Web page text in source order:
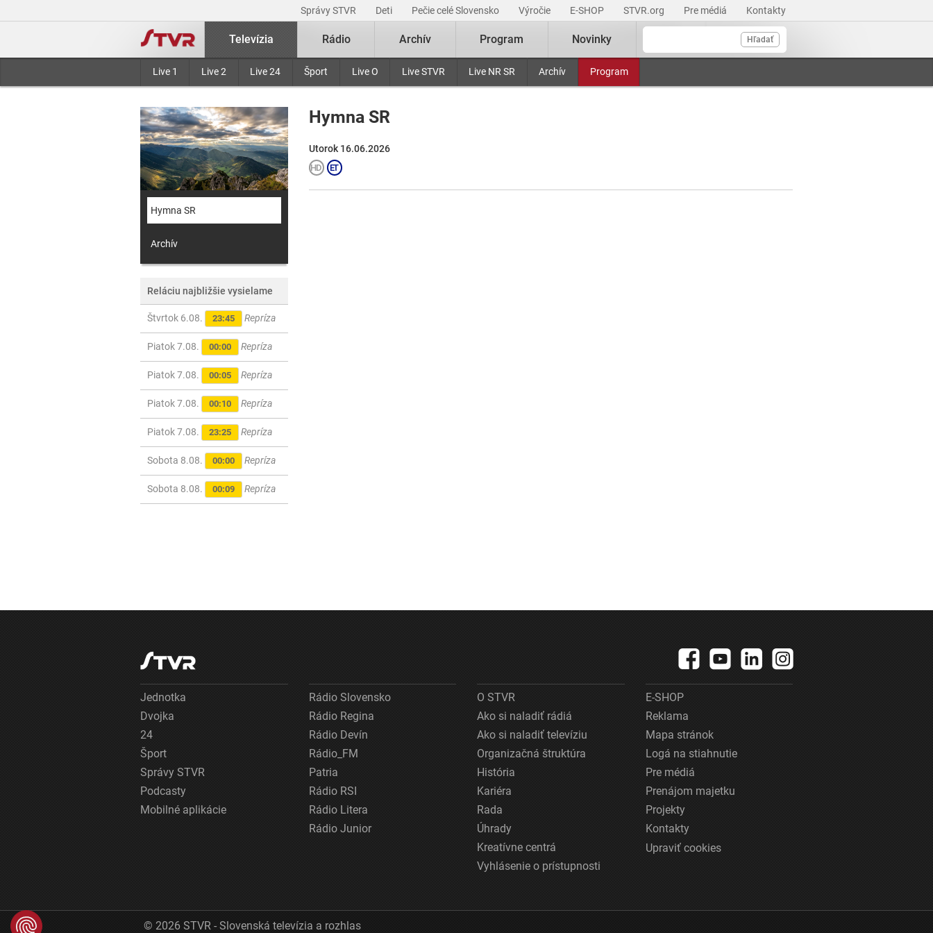
Správy STVR Deti Pečie celé Slovensko Výročie E-SHOP STVR.org Pre médiá Kontakty
Hľadať
Televízia
Live 1 Live 2 Live 24 Šport Live O Live STVR Live NR SR Archív Program
Rádio Archív Program Novinky
Hymna SR
Archív
Reláciu najbližšie vysielame
Štvrtok 6.08. 23:45 Repríza
Piatok 7.08. 00:00 Repríza
Piatok 7.08. 00:05 Repríza
Piatok 7.08. 00:10 Repríza
Piatok 7.08. 23:25 Repríza
Sobota 8.08. 00:00 Repríza
Sobota 8.08. 00:09 Repríza
Hymna SR
Utorok 16.06.2026
Jednotka
Dvojka
24
Šport
Správy STVR
Podcasty
Mobilné aplikácie
Rádio Slovensko
Rádio Regina
Rádio Devín
Rádio_FM
Patria
Rádio RSI
Rádio Litera
Rádio Junior
O STVR
Ako si naladiť rádiá
Ako si naladiť televíziu
Organizačná štruktúra
História
Kariéra
Rada
Úhrady
Kreatívne centrá
Vyhlásenie o prístupnosti
E-SHOP
Reklama
Mapa stránok
Logá na stiahnutie
Pre médiá
Prenájom majetku
Projekty
Kontakty
Upraviť cookies
© 2026 STVR - Slovenská televízia a rozhlas